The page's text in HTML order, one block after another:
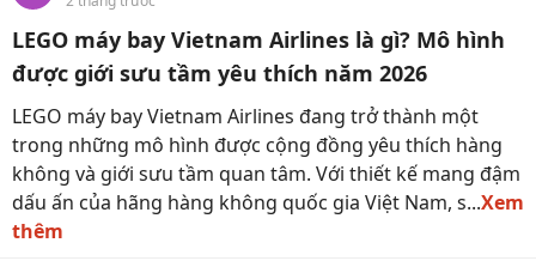
LEGO máy bay Vietnam Airlines là gì? Mô hình
được giới sưu tầm yêu thích năm 2026
LEGO máy bay Vietnam Airlines đang trở thành một
trong những mô hình được cộng đồng yêu thích hàng
không và giới sưu tầm quan tâm. Với thiết kế mang đậm
dấu ấn của hãng hàng không quốc gia Việt Nam, s...Xem
thêm